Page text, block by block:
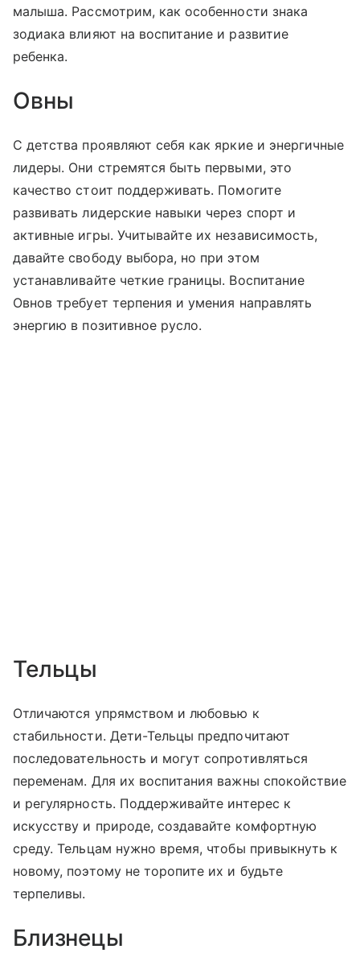
малыша. Рассмотрим, как особенности знака
зодиака влияют на воспитание и развитие
ребенка.
Овны
С детства проявляют себя как яркие и энергичные
лидеры. Они стремятся быть первыми, это
качество стоит поддерживать. Помогите
развивать лидерские навыки через спорт и
активные игры. Учитывайте их независимость,
давайте свободу выбора, но при этом
устанавливайте четкие границы. Воспитание
Овнов требует терпения и умения направлять
энергию в позитивное русло.
Тельцы
Отличаются упрямством и любовью к
стабильности. Дети-Тельцы предпочитают
последовательность и могут сопротивляться
переменам. Для их воспитания важны спокойствие
и регулярность. Поддерживайте интерес к
искусству и природе, создавайте комфортную
среду. Тельцам нужно время, чтобы привыкнуть к
новому, поэтому не торопите их и будьте
терпеливы.
Близнецы